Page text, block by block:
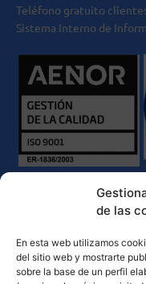
de las
En esta web utilizamos
del sitio web y mostrarte
sobre la base de un perfil
Teléfono gratuito
Sistema Interno de